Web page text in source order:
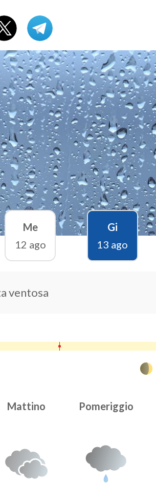
Me
12 ago
Gi
13 ago
ventosa
Mattino Pomeriggio